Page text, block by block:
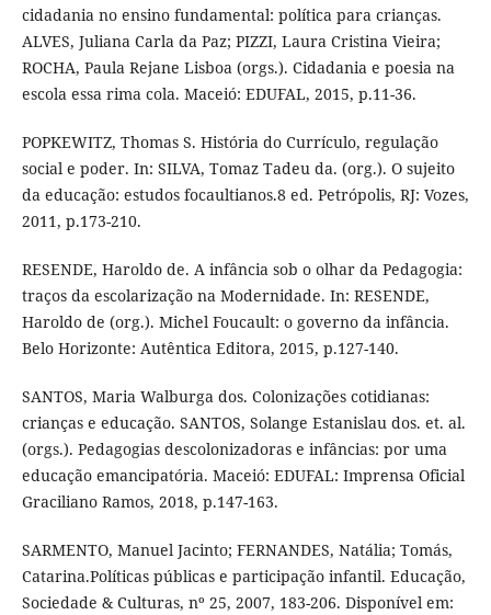
cidadania no ensino fundamental: política para crianças.
ALVES, Juliana Carla da Paz; PIZZI, Laura Cristina Vieira;
ROCHA, Paula Rejane Lisboa (orgs.). Cidadania e poesia na
escola essa rima cola. Maceió: EDUFAL, 2015, p.11-36.
POPKEWITZ, Thomas S. História do Currículo, regulação
social e poder. In: SILVA, Tomaz Tadeu da. (org.). O sujeito
da educação: estudos focaultianos.8 ed. Petrópolis, RJ: Vozes,
2011, p.173-210.
RESENDE, Haroldo de. A infância sob o olhar da Pedagogia:
traços da escolarização na Modernidade. In: RESENDE,
Haroldo de (org.). Michel Foucault: o governo da infância.
Belo Horizonte: Autêntica Editora, 2015, p.127-140.
SANTOS, Maria Walburga dos. Colonizações cotidianas:
crianças e educação. SANTOS, Solange Estanislau dos. et. al.
(orgs.). Pedagogias descolonizadoras e infâncias: por uma
educação emancipatória. Maceió: EDUFAL: Imprensa Oficial
Graciliano Ramos, 2018, p.147-163.
SARMENTO, Manuel Jacinto; FERNANDES, Natália; Tomás,
Catarina.Políticas públicas e participação infantil. Educação,
Sociedade & Culturas, nº 25, 2007, 183-206. Disponível em: